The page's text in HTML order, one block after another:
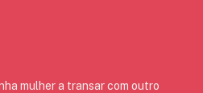
mulher a transar com outro